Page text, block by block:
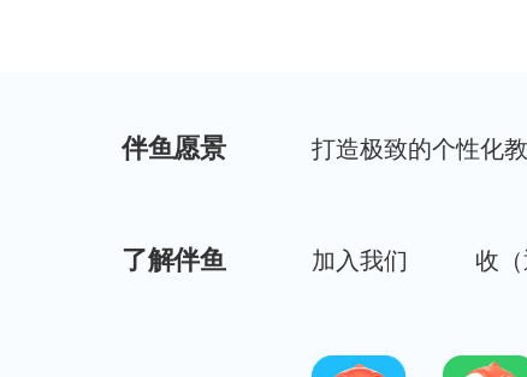
伴鱼愿景 打造极致的个性化
了解伴鱼 加入我们 收